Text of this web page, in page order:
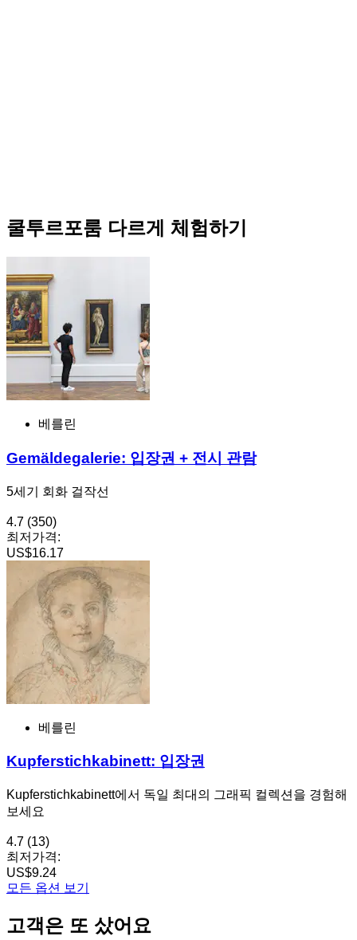
쿨투르포룸 다르게 체험하기
베를린
Gemäldegalerie: 입장권 + 전시 관람
5세기 회화 걸작선
4.7 (350)
최저가격:
US$16.17
베를린
Kupferstichkabinett: 입장권
Kupferstichkabinett에서 독일 최대의 그래픽 컬렉션을 경험해
보세요
4.7 (13)
최저가격:
US$9.24
모든 옵션 보기
고객은 또 샀어요